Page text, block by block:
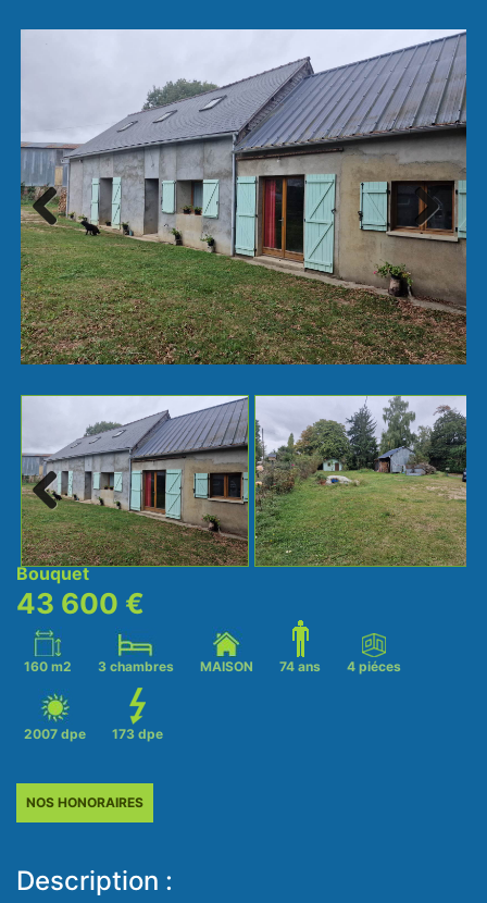
Previ
ous
Next
Next
160 m2 3 chambres MAISON 74 ans 4 piéces
2007 dpe 173 dpe
Bouquet
43 600 €
NOS HONORAIRES
Description :